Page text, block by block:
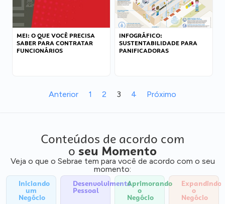
MEI: O QUE VOCÊ PRECISA
SABER PARA CONTRATAR
FUNCIONÁRIOS
INFOGRÁFICO:
SUSTENTABILIDADE PARA
PANIFICADORAS
Anterior 1 2 3 4 Próximo
Conteúdos de acordo com
o seu Momento
Veja o que o Sebrae tem para você de acordo com o seu
momento:
Iniciando
um
Negócio
Desenvolvimento
Pessoal
Aprimorando
o
Negócio
Expandindo
o
Negócio